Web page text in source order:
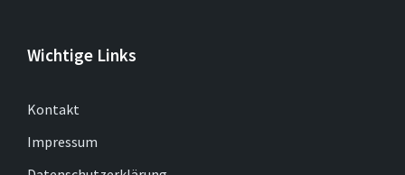
Wichtige Links
Kontakt
Impressum